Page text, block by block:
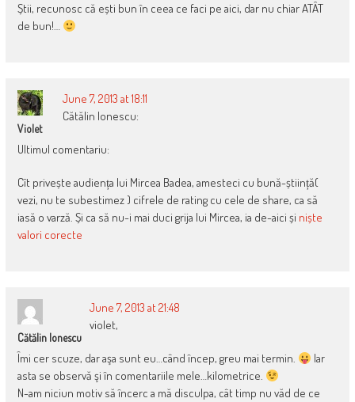
Știi, recunosc că ești bun în ceea ce faci pe aici, dar nu chiar ATÂT
de bun!…
Violet
June 7, 2013 at 18:11
Cătălin Ionescu:
Ultimul comentariu:
Cît privește audiența lui Mircea Badea, amesteci cu bună-știință(
vezi, nu te subestimez ) cifrele de rating cu cele de share, ca să
iasă o varză. Și ca să nu-i mai duci grija lui Mircea, ia de-aici și niște
valori corecte
Cătălin Ionescu
June 7, 2013 at 21:48
violet,
Îmi cer scuze, dar aşa sunt eu…când încep, greu mai termin.
Iar
asta se observă şi în comentariile mele…kilometrice.
N-am niciun motiv să încerc a mă disculpa, cât timp nu văd de ce